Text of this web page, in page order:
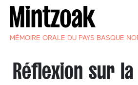
MÉMOIRE ORALE DU PAYS BASQUE
Réflexion sur